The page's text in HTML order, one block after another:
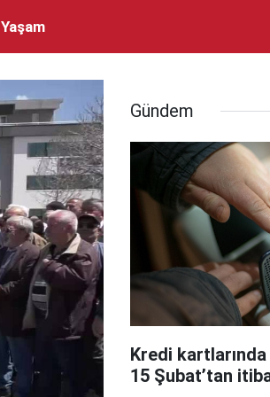
Yaşam
Gündem
Kredi
15 Şubat’tan